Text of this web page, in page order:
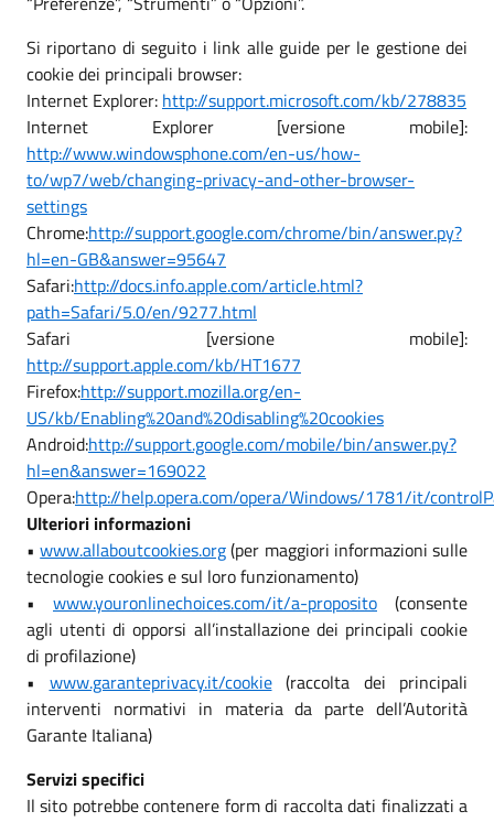
Si riportano di seguito i link alle guide per le gestione dei
cookie dei principali browser:
Internet Explorer: http://support.microsoft.com/kb/278835
Internet Explorer [versione mobile]:
http://www.windowsphone.com/en-us/how-
to/wp7/web/changing-privacy-and-other-browser-
settings
Chrome:http://support.google.com/chrome/bin/answer.py?
hl=en-GB&answer=95647
Safari:http://docs.info.apple.com/article.html?
path=Safari/5.0/en/9277.html
Safari [versione mobile]:
http://support.apple.com/kb/HT1677
Firefox:http://support.mozilla.org/en-
US/kb/Enabling%20and%20disabling%20cookies
Android:http://support.google.com/mobile/bin/answer.py?
hl=en&answer=169022
Opera:http://help.opera.com/opera/Windows/1781/it/
Ulteriori informazioni
•www.allaboutcookies.org(per maggiori informazioni sulle
tecnologie cookies e sul loro funzionamento)
• www.youronlinechoices.com/it/a-proposito (consente
agli utenti di opporsi all’installazione dei principali cookie
di profilazione)
• www.garanteprivacy.it/cookie(raccolta dei principali
interventi normativi in materia da parte dell’Autorità
Garante Italiana)
Servizi specifici
Il sito potrebbe contenere form di raccolta dati finalizzati a